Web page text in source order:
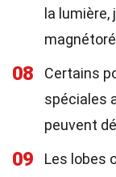
la
08
Certains
spéciales
peuvent
09
Les lobes